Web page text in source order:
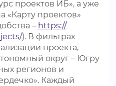
проектов ИБ», а уже
«Карту проектов»
– https://
). В фильтрах
проекта,
округ – Югру
регионов и
Каждый